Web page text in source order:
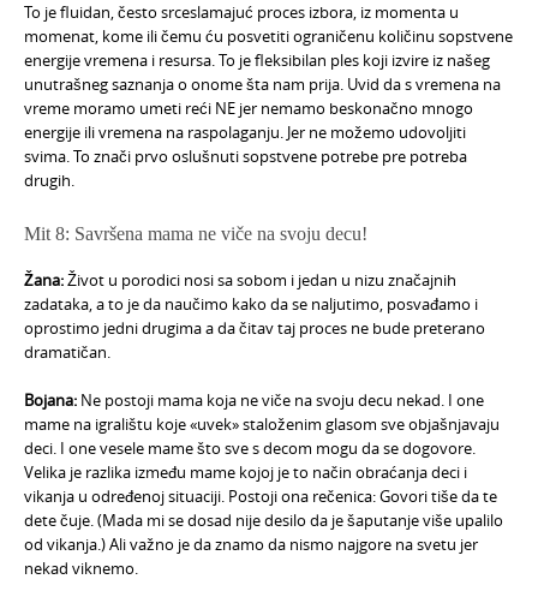
To je fluidan, često srceslamajuć proces izbora, iz momenta u
momenat, kome ili čemu ću posvetiti ograničenu količinu sopstvene
energije vremena i resursa. To je fleksibilan ples koji izvire iz našeg
unutrašneg saznanja o onome šta nam prija. Uvid da s vremena na
vreme moramo umeti reći NE jer nemamo beskonačno mnogo
energije ili vremena na raspolaganju. Jer ne možemo udovoljiti
svima. To znači prvo oslušnuti sopstvene potrebe pre potreba
drugih.
Mit 8: Savršena mama ne viče na svoju decu!
Žana:Život u porodici nosi sa sobom i jedan u nizu značajnih
zadataka, a to je da naučimo kako da se naljutimo, posvađamo i
oprostimo jedni drugima a da čitav taj proces ne bude preterano
dramatičan.
Bojana: Ne postoji mama koja ne viče na svoju decu nekad. I one
mame na igralištu koje «uvek» staloženim glasom sve objašnjavaju
deci. I one vesele mame što sve s decom mogu da se dogovore.
Velika je razlika između mame kojoj je to način obraćanja deci i
vikanja u određenoj situaciji. Postoji ona rečenica: Govori tiše da te
dete čuje. (Mada mi se dosad nije desilo da je šaputanje više upalilo
od vikanja.) Ali važno je da znamo da nismo najgore na svetu jer
nekad viknemo.